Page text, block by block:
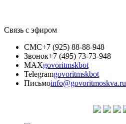
Связь с эфиром
СМС+7 (925) 88-88-948
Звонок+7 (495) 73-73-948
MAXgovoritmskbot
Telegramgovoritmskbot
Письмоinfo@govoritmoskva.ru